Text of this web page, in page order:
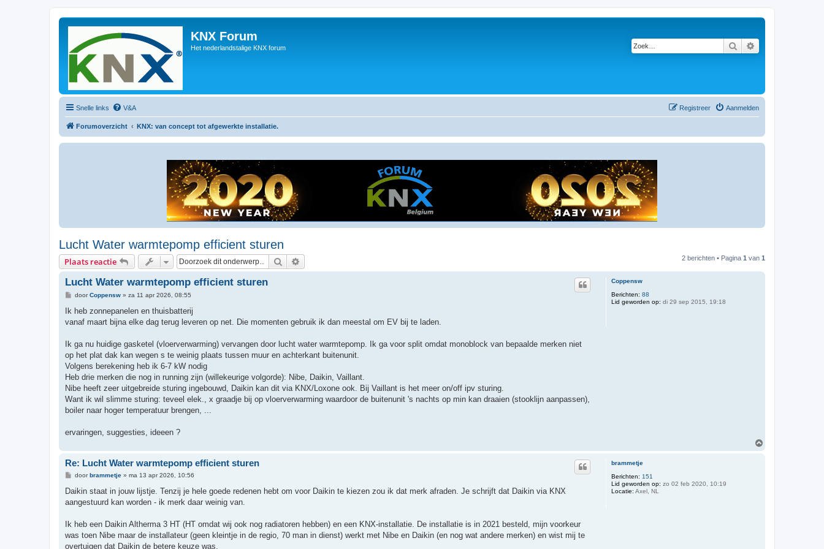
KNX Forum
Het nederlandstalige KNX forum Zoek
Snelle links V&A Aanmelden
Registreer
Forumoverzicht KNX: van concept tot afgewerkte installatie.
Lucht Water warmtepomp efficient sturen
Plaats reactie Zoek 2 berichten • Pagina 1 van 1
Coppensw
Berichten: 88
Lid geworden op: di 29 sep 2015, 19:18
Lucht Water warmtepomp efficient sturen
B
c
doorCoppensw» za 11 apr 2026, 08:55
Ik heb zonnepanelen en thuisbatterij
vanaf maart bijna elke dag terug leveren op net. Die momenten gebruik ik dan meestal om EV bij te laden.
Ik ga nu huidige gasketel (vloerverwarming) vervangen door lucht water warmtepomp. Ik ga voor split omdat monoblock van bepaalde merken niet
op het plat dak kan wegen s te weinig plaats tussen muur en achterkant buitenunit.
Volgens berekening heb ik 6-7 kW nodig
Heb drie merken die nog in running zijn (willekeurige volgorde): Nibe, Daikin, Vaillant.
Nibe heeft zeer uitgebreide sturing ingebouwd, Daikin kan dit via KNX/Loxone ook. Bij Vaillant is het meer on/off ipv sturing.
Want ik wil slimme sturing: teveel elek., x graadje bij op vloerverwarming waardoor de buitenunit 's nachts op min kan draaien (stooklijn aanpassen),
boiler naar hoger temperatuur brengen, ...
ervaringen, suggesties, ideeen ?
brammetje
Berichten: 151
Lid geworden op: zo 02 feb 2020, 10:19
Locatie: Axel, NL
Re: Lucht Water warmtepomp efficient sturen
B
r
c
doorbrammetje» ma 13 apr 2026, 10:56
Daikin staat in jouw lijstje. Tenzij je hele goede redenen hebt om voor Daikin te kiezen zou ik dat merk afraden. Je schrijft dat Daikin via KNX
aangestuurd kan worden - ik merk daar weinig van.
Ik heb een Daikin Altherma 3 HT (HT omdat wij ook nog radiatoren hebben) en een KNX-installatie. De installatie is in 2021 besteld, mijn voorkeur
was toen Nibe maar de installateur (geen kleintje in de regio, 70 man in dienst) werkt met Nibe en Daikin (en nog wat andere merken) en wist mij te
overtuigen dat Daikin de betere keuze was.